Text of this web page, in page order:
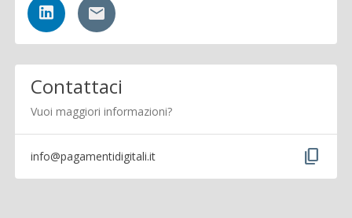
Contattaci
Vuoi maggiori informazioni?
info@pagamentidigitali.it content_copy